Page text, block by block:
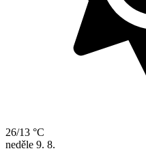
26/13 °C
neděle 9. 8.